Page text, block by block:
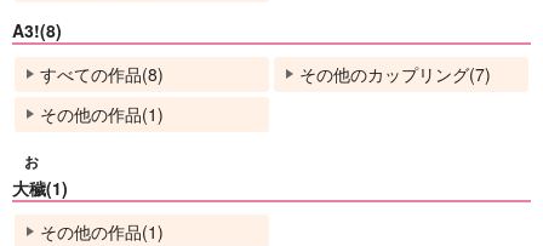
サンプル
カート
オクジー×バデーニ
サンプル
カート
サンプル
A3!(8)
すべての作品(8)
その他のカップリング(7)
その他の作品(1)
お
大穢(1)
その他の作品(1)